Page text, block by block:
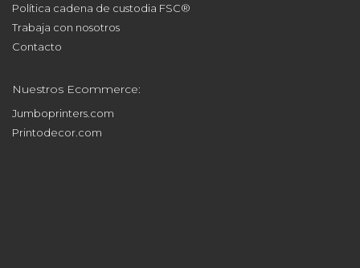
Política cadena de custodia FSC®
Trabaja con nosotros
Contacto
Nuestros Ecommerce:
Jumboprinters.com
Printodecor.com